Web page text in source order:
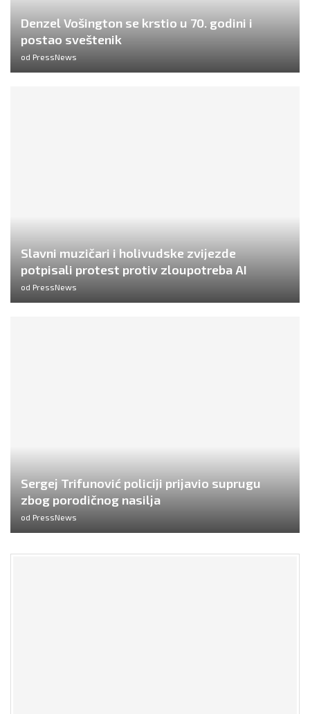
Denzel Vošington se krstio u 70. godini i
postao sveštenik
od PressNews
Slavni muzičari i holivudske zvijezde
potpisali protest protiv zloupotreba AI
od PressNews
Sergej Trifunović policiji prijavio suprugu
zbog porodičnog nasilja
od PressNews